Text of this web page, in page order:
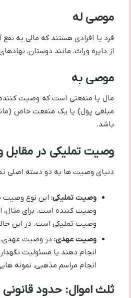
موصی له
فرد یا افرادی هستند که مالی به
از دایره وراث، مانند دوستان،
موصی به
مال یا منفعتی است که وصیت
مبلغی پول) یا یک منفعت خاص
باشد.
وصیت تملیکی در
دنیای وصیت ها به دو دسته اصلی
وصیت تملیکی: این نوع وصیت
وصیت کننده است. برای
وصیت تملیکی است. در این
وصیت عهدی: در وصیت عهدی،
انجام دهند یا مسئولیت
انجام مراسم مذهبی، نمونه
ثلث اموال: حدود